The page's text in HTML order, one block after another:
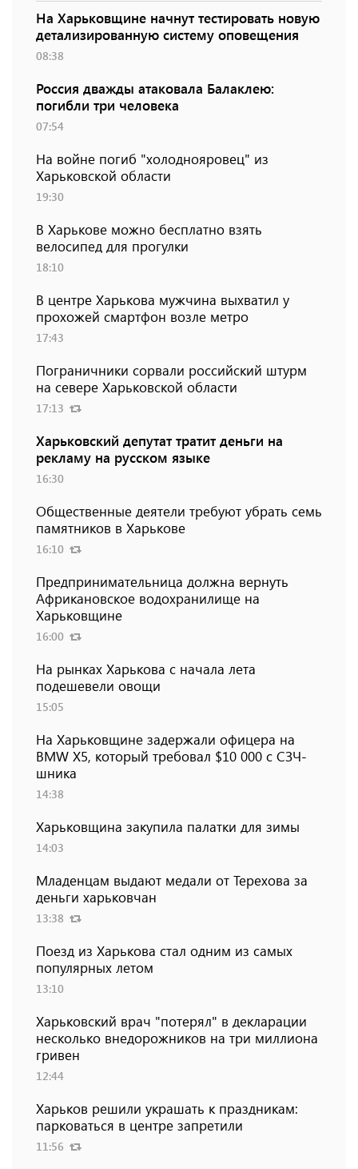
На Харьковщине начнут тестировать новую
детализированную систему оповещения
08:38
Россия дважды атаковала Балаклею:
погибли три человека
07:54
На войне погиб "холоднояровец" из
Харьковской области
19:30
В Харькове можно бесплатно взять
велосипед для прогулки
18:10
В центре Харькова мужчина выхватил у
прохожей смартфон возле метро
17:43
Пограничники сорвали российский штурм
на севере Харьковской области
17:13
Харьковский депутат тратит деньги на
рекламу на русском языке
16:30
Общественные деятели требуют убрать семь
памятников в Харькове
16:10
Предпринимательница должна вернуть
Африкановское водохранилище на
Харьковщине
16:00
На рынках Харькова с начала лета
подешевели овощи
15:05
На Харьковщине задержали офицера на
BMW Х5, который требовал $10 000 с СЗЧ-
шника
14:38
Харьковщина закупила палатки для зимы
14:03
Младенцам выдают медали от Терехова за
деньги харьковчан
13:38
Поезд из Харькова стал одним из самых
популярных летом
13:10
Харьковский врач "потерял" в декларации
несколько внедорожников на три миллиона
гривен
12:44
Харьков решили украшать к праздникам:
парковаться в центре запретили
11:56